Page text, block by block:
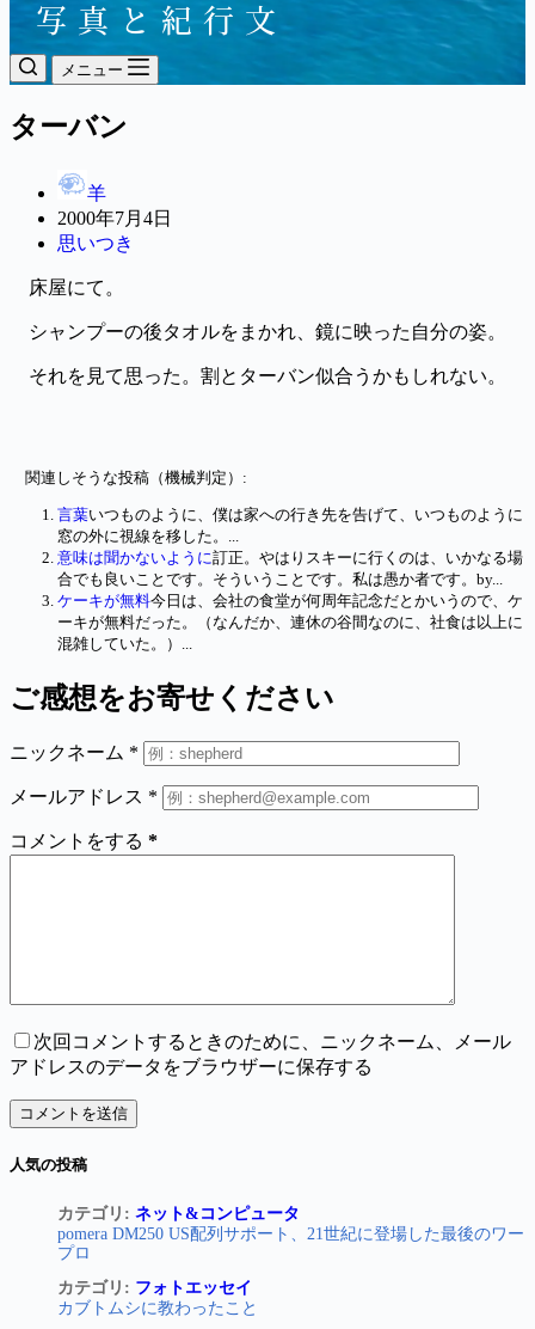
メニュー
ターバン
羊
2000年7月4日
思いつき
床屋にて。
シャンプーの後タオルをまかれ、鏡に映った自分の姿。
それを見て思った。割とターバン似合うかもしれない。
関連しそうな投稿（機械判定）:
言葉いつものように、僕は家への行き先を告げて、いつものように
窓の外に視線を移した。...
意味は聞かないように訂正。やはりスキーに行くのは、いかなる場
合でも良いことです。そういうことです。私は愚か者です。by...
ケーキが無料今日は、会社の食堂が何周年記念だとかいうので、ケ
ーキが無料だった。（なんだか、連休の谷間なのに、社食は以上に
混雑していた。）...
ご感想をお寄せください
ニックネーム *
メールアドレス *
コメントをする *
次回コメントするときのために、ニックネーム、メール
アドレスのデータをブラウザーに保存する
コメントを送信
人気の投稿
pomera DM250 US配列サポート、21世紀に登場した最後のワー
プロ
カテゴリ: ネット&コンピュータ
カブトムシに教わったこと
カテゴリ: フォトエッセイ